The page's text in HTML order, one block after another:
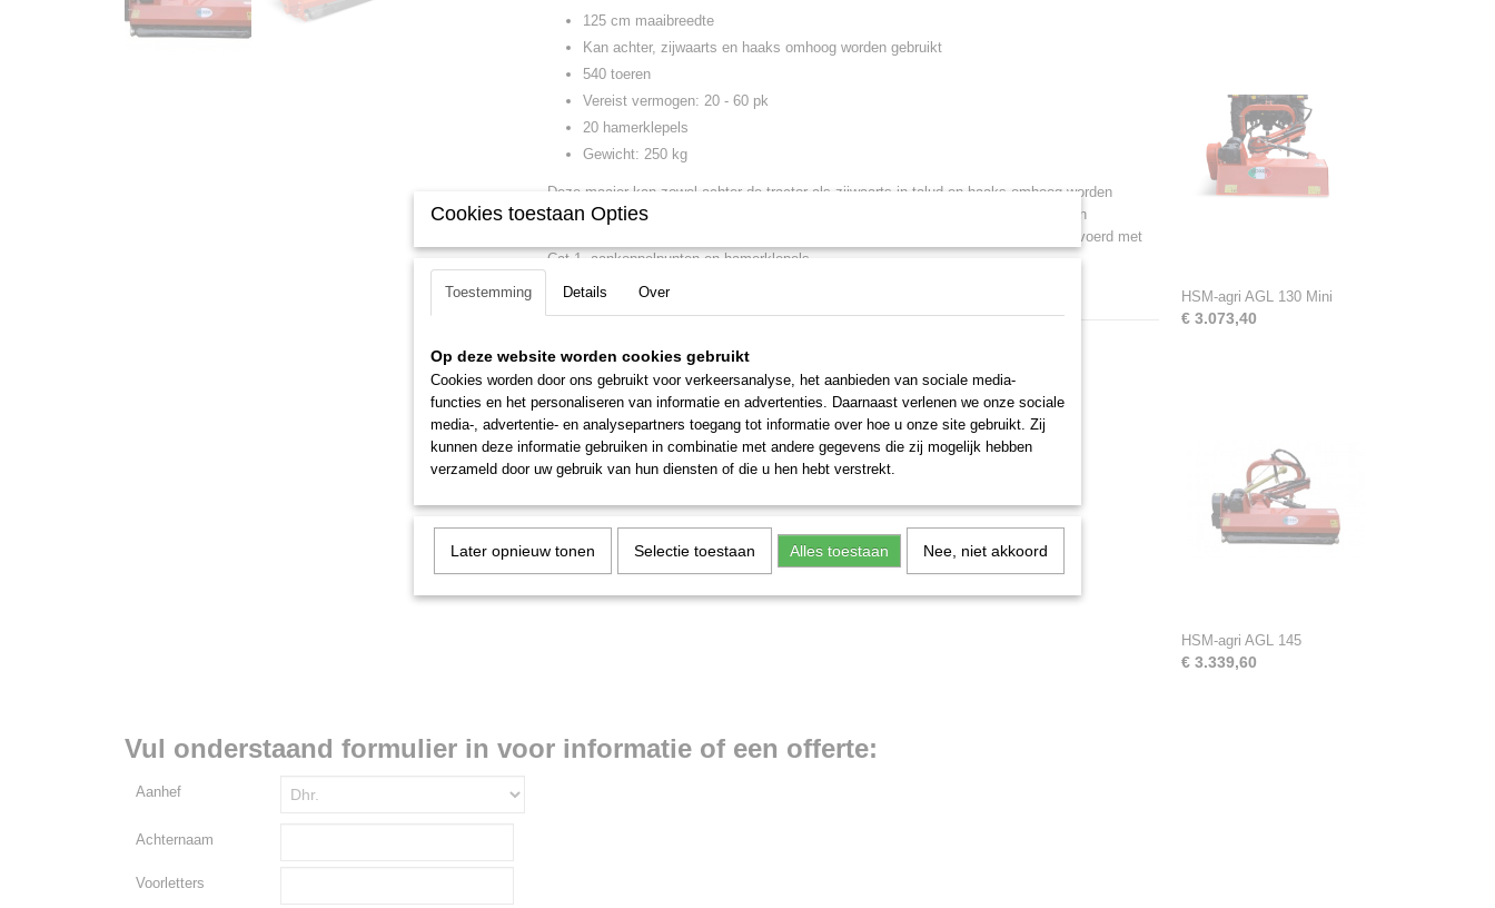
125 cm maaibreedte
Kan achter, zijwaarts en haaks omhoog worden gebruikt
540 toeren
Vereist vermogen: 20 - 60 pk
20 hamerklepels
Gewicht: 250 kg
Deze maaier kan zowel achter de tractor als zijwaarts in talud en haaks omhoog worden
gebruikt. Deze Boxer maaier is ideaal voor het maaien van: struiken, wegbermen en
slootkanten. De AGL-serie is gemaakt voor tractoren vanaf 20 PK tot 60 PK. Uitgevoerd met
Cat 1. aankoppelpunten en hamerklepels.
Wordt compleet met aftakas geleverd. HSM-agri AGL 130 Mini
€ 3.073,40
HSM-agri AGL 145
€ 3.339,60
Vul onderstaand formulier in voor informatie of een offerte:
Aanhef
Achternaam
Voorletters
Cookies toestaan Opties
Toestemming Details Over
Op deze website worden cookies gebruikt
Cookies worden door ons gebruikt voor verkeersanalyse, het aanbieden van sociale media-
functies en het personaliseren van informatie en advertenties. Daarnaast verlenen we onze sociale
media-, advertentie- en analysepartners toegang tot informatie over hoe u onze site gebruikt. Zij
kunnen deze informatie gebruiken in combinatie met andere gegevens die zij mogelijk hebben
verzameld door uw gebruik van hun diensten of die u hen hebt verstrekt.
Later opnieuw tonen Selectie toestaan Alles toestaan Nee, niet akkoord